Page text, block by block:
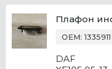
Плафон
OEM: 1335911
DAF